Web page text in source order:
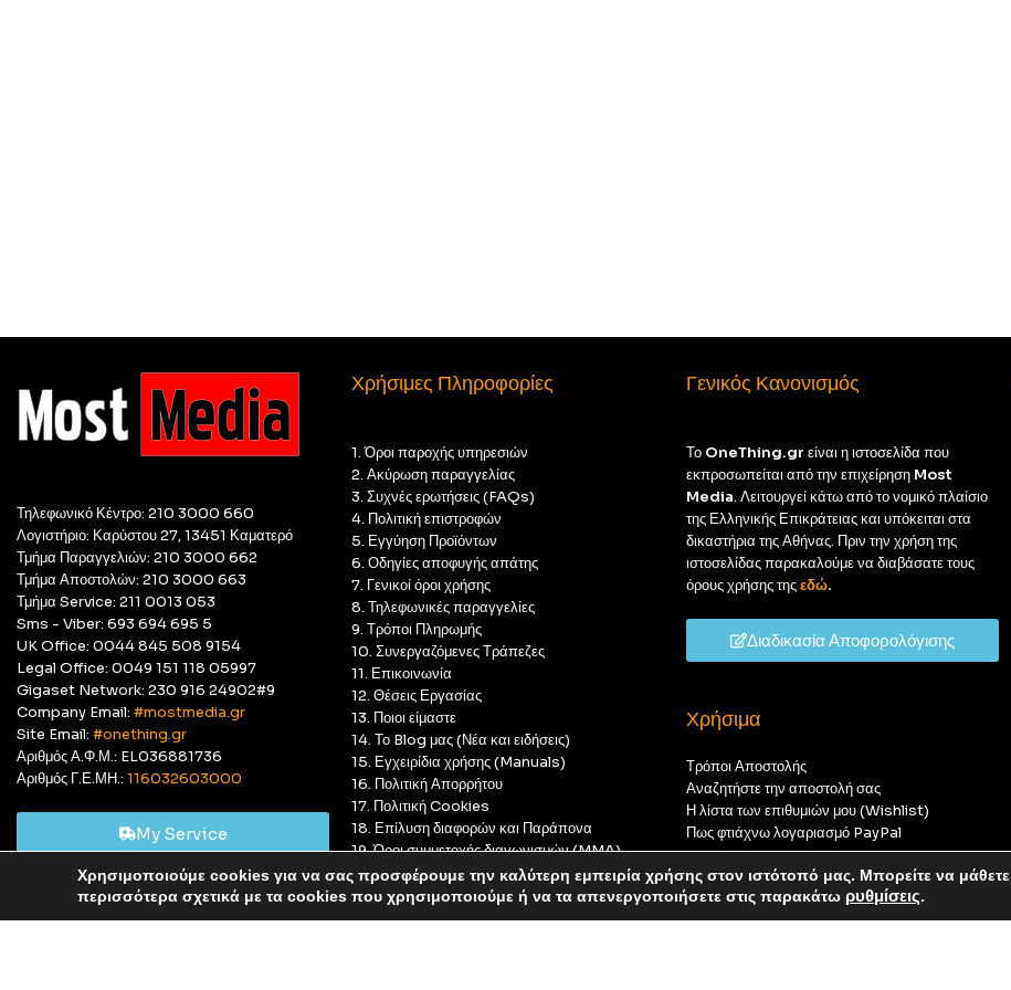
Αυτό είναι ένα δοκιμαστικό κατάστημα για δοκιμαστικούς σκοπούς — καμία παραγγελία δεν θα ολοκληρωθεί.
Τηλεφωνικό Κέντρο: 210 3000 660
Λογιστήριο: Καρύστου 27, 13451 Καματερό
Τμήμα Παραγγελιών: 210 3000 662
Τμήμα Αποστολών: 210 3000 663
Τμήμα Service: 211 0013 053
Sms - Viber: 693 694 695 5
UK Office: 0044 845 508 9154
Legal Office: 0049 151 118 05997
Gigaset Network: 230 916 24902#9
Company Email: #mostmedia.gr
Site Email: #onething.gr
Αριθμός Α.Φ.Μ.: EL036881736
Αριθμός Γ.Ε.ΜΗ.: 116032603000
My Service
Χρήσιμες Πληροφορίες
1. Όροι παροχής υπηρεσιών
2. Ακύρωση παραγγελίας
3. Συχνές ερωτήσεις (FAQs)
4. Πολιτική επιστροφών
5. Εγγύηση Προϊόντων
6. Οδηγίες αποφυγής απάτης
7. Γενικοί όροι χρήσης
8. Τηλεφωνικές παραγγελίες
9. Τρόποι Πληρωμής
10. Συνεργαζόμενες Τράπεζες
11. Επικοινωνία
12. Θέσεις Εργασίας
13. Ποιοι είμαστε
14. Το Blog μας (Νέα και ειδήσεις)
15. Εγχειρίδια χρήσης (Manuals)
16. Πολιτική Απορρήτου
17. Πολιτική Cookies
18. Επίλυση διαφορών και Παράπονα
19. Όροι συμμετοχής διαγωνισμών (MMA)
20. GDPR Compliant
Γενικός Κανονισμός
Το OneThing.gr είναι η ιστοσελίδα που
εκπροσωπείται από την επιχείρηση Most
Media. Λειτουργεί κάτω από το νομικό πλαίσιο
της Ελληνικής Επικράτειας και υπόκειται στα
δικαστήρια της Αθήνας. Πριν την χρήση της
ιστοσελίδας παρακαλούμε να διαβάσατε τους
όρους χρήσης τηςεδώ.
Διαδικασία Αποφορολόγισης
Χρήσιμα
Τρόποι Αποστολής
Αναζητήστε την αποστολή σας
Η λίστα των επιθυμιών μου (Wishlist)
Πως φτιάχνω λογαριασμό PayPal
© Most Media 2011 - 2025, All rights reserved
Χρησιμοποιούμε cookies για να σας προσφέρουμε την καλύτερη εμπειρία χρήσης στον ιστότοπό μας. Μπορείτε να μάθετε
περισσότερα σχετικά με τα cookies που χρησιμοποιούμε ή να τα απενεργοποιήσετε στις παρακάτω ρυθμίσεις.